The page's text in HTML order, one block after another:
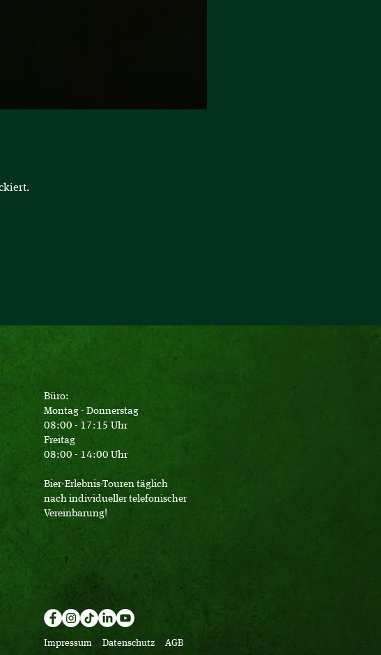
Büro:
Montag - Donnerstag
08:00 - 17:15 Uhr
Freitag
08:00 - 14:00 Uhr
Bier-Erlebnis-Touren täglich
nach individueller telefonischer
Vereinbarung!
Impressum
Datenschutz AGB